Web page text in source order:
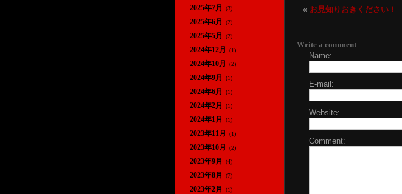
« お見知りおきください！
Write a comment
Name:
E-mail:
Website:
Comment:
2025年7月 (3)
2025年6月 (2)
2025年5月 (2)
2024年12月 (1)
2024年10月 (2)
2024年9月 (1)
2024年6月 (1)
2024年2月 (1)
2024年1月 (1)
2023年11月 (1)
2023年10月 (2)
2023年9月 (4)
2023年8月 (7)
2023年2月 (1)